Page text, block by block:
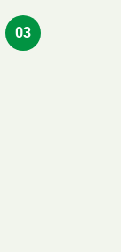
03